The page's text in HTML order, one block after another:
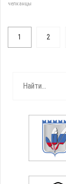
челканцы
1 2